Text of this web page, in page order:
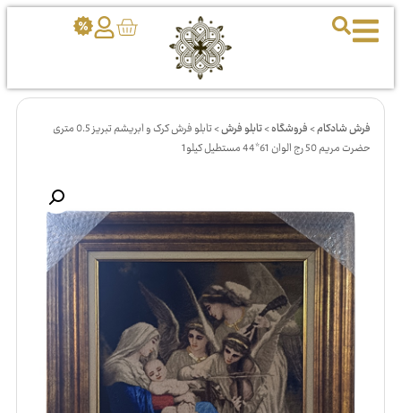
فرش شادکام>فروشگاه>تابلو فرش>
تابلو فرش کرک و ابریشم تبریز 0.5 متری
حضرت مریم 50 رج الوان 61*44 مستطیل کیلو1